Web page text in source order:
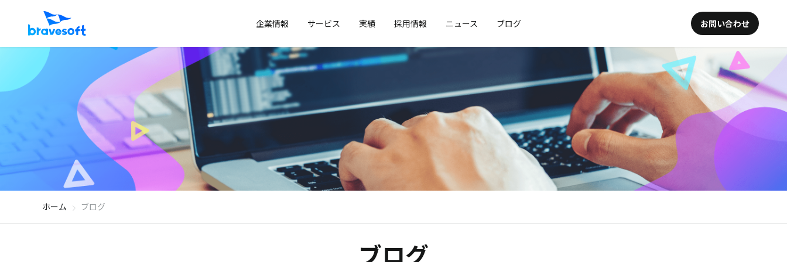
企業情報 サービス 実績 採用情報 ニュース ブログ お問い合わせ
ホーム ブログ
ブログ